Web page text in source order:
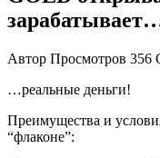
Автор Просмотров 356
…реальные деньги!
Преимущества и
“флаконе”: